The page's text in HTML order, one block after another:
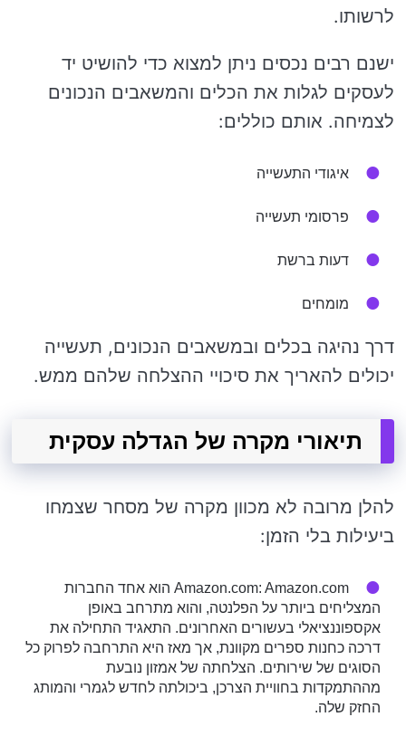
לרשותו.
ישנם רבים נכסים ניתן למצוא כדי להושיט יד
לעסקים לגלות את הכלים והמשאבים הנכונים
לצמיחה. אותם כוללים:
איגודי התעשייה
פרסומי תעשייה
דעות ברשת
מומחים
דרך נהיגה בכלים ובמשאבים הנכונים, תעשייה
יכולים להאריך את סיכויי ההצלחה שלהם ממש.
תיאורי מקרה של הגדלה עסקית
להלן מרובה לא מכוון מקרה של מסחר שצמחו
ביעילות בלי הזמן:
Amazon.com: Amazon.com הוא אחד החברות
המצליחים ביותר על הפלנטה, והוא מתרחב באופן
אקספוננציאלי בעשורים האחרונים. התאגיד התחילה את
דרכה כחנות ספרים מקוונת, אך מאז היא התרחבה לפרוק כל
הסוגים של שירותים. הצלחתה של אמזון נובעת
מההתמקדות בחוויית הצרכן, ביכולתה לחדש לגמרי והמותג
החזק שלה.